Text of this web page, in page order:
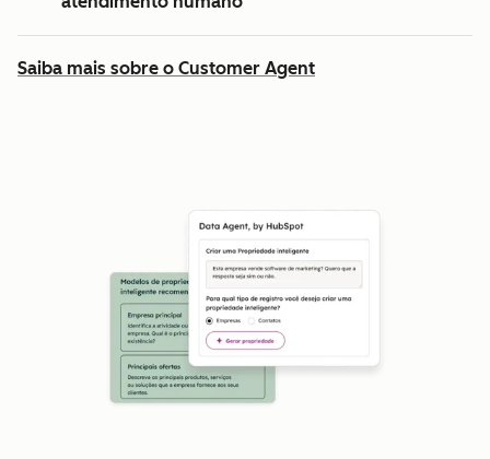
Saiba mais sobre o Customer Agent